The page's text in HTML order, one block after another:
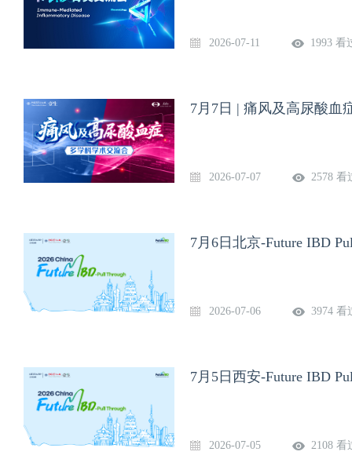
2026-07-11 1993 看
7月7日 | 痛风及高尿酸血
2026-07-07 2578 看
7月6日北京-Future IBD
2026-07-06 3974 看
7月5日西安-Future IBD
2026-07-05 2108 看